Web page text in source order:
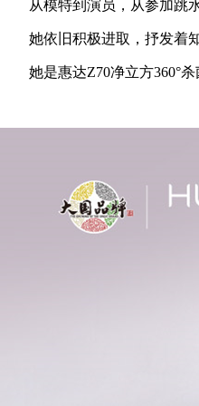
从模特到演员，从参加跳
她依旧积极进取，抒发着
她是惠达Z70净立方360°